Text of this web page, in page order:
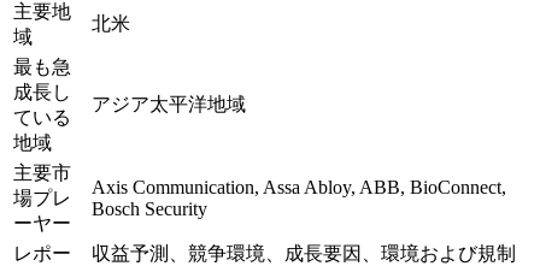
主要地
域
北米
最も急
成長し
ている
地域
アジア太平洋地域
主要市
場プレ
ーヤー
Axis Communication, Assa Abloy, ABB, BioConnect,
Bosch Security
レポー
収益予測、競争環境、成長要因、環境および規制